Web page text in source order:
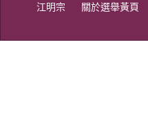
江明宗 關於選舉黃頁